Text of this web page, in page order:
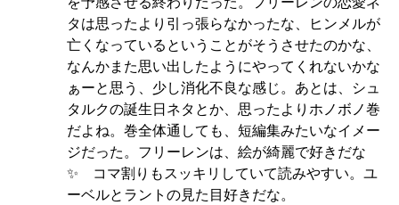
タは思ったより引っ張らなかったな、ヒンメルが
亡くなっているということがそうさせたのかな、
なんかまた思い出したようにやってくれないかな
ぁーと思う、少し消化不良な感じ。あとは、シュ
タルクの誕生日ネタとか、思ったよりホノボノ巻
だよね。巻全体通しても、短編集みたいなイメー
ジだった。フリーレンは、絵が綺麗で好きだな
✨ コマ割りもスッキリしていて読みやすい。ユ
ーベルとラントの見た目好きだな。